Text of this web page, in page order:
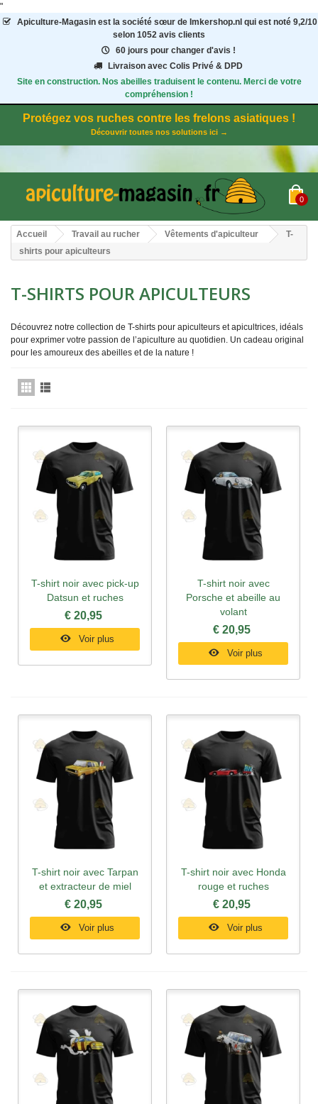
"
Apiculture-Magasinest la société sœur de Imkershop.nl qui est noté 9,2/10
selon 1052 avis clients
60 jours pour changer d'avis !
Livraison avec Colis Privé & DPD
Site en construction. Nos abeilles traduisent le contenu. Merci de votre
compréhension !
Protégez vos ruches contre les frelons asiatiques !
Découvrir toutes nos solutions ici →
0
Accueil Travail au rucher Vêtements d'apiculteur
T-
shirts pour apiculteurs
T-SHIRTS POUR APICULTEURS
Découvrez notre collection de T-shirts pour apiculteurs et apicultrices, idéals
pour exprimer votre passion de l’apiculture au quotidien. Un cadeau original
pour les amoureux des abeilles et de la nature !
T-shirt noir avec pick-up
Datsun et ruches
€ 20,95
Voir plus
T-shirt noir avec
Porsche et abeille au
volant
€ 20,95
Voir plus
T-shirt noir avec Tarpan
et extracteur de miel
€ 20,95
Voir plus
T-shirt noir avec Honda
rouge et ruches
€ 20,95
Voir plus